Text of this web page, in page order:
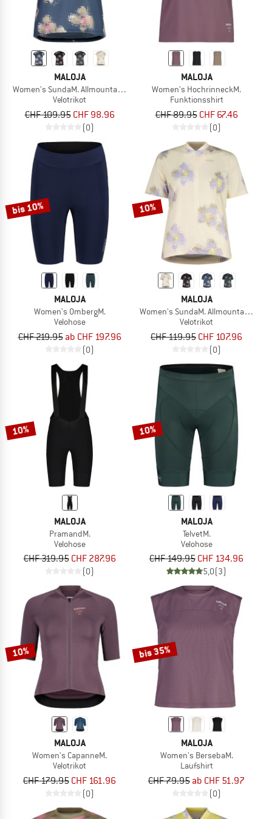
MALOJA
Women's SundaM. Allmountain Top
Velotrikot
CHF 109.95 CHF 98.96
(0)
MALOJA
Women's HochrinneckM.
Funktionsshirt
CHF 89.95 CHF 67.46
(0)
bis 10%
MALOJA
Women's OmbergM.
Velohose
CHF 219.95 ab CHF 197.96
(0)
10%
MALOJA
Women's SundaM. Allmountain 1/2
Velotrikot
CHF 119.95 CHF 107.96
(0)
10%
MALOJA
PramandM.
Velohose
CHF 319.95 CHF 287.96
(0)
10%
MALOJA
TelvetM.
Velohose
CHF 149.95 CHF 134.96
5,0(3)
10%
MALOJA
Women's CapanneM.
Velotrikot
CHF 179.95 CHF 161.96
(0)
bis 35%
MALOJA
Women's BersebaM.
Laufshirt
CHF 79.95 ab CHF 51.97
(0)